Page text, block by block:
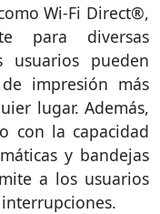
Wi-Fi Direct®,
para diversas
pueden
impresión más
lugar. Además,
con la capacidad
y bandejas
a los usuarios